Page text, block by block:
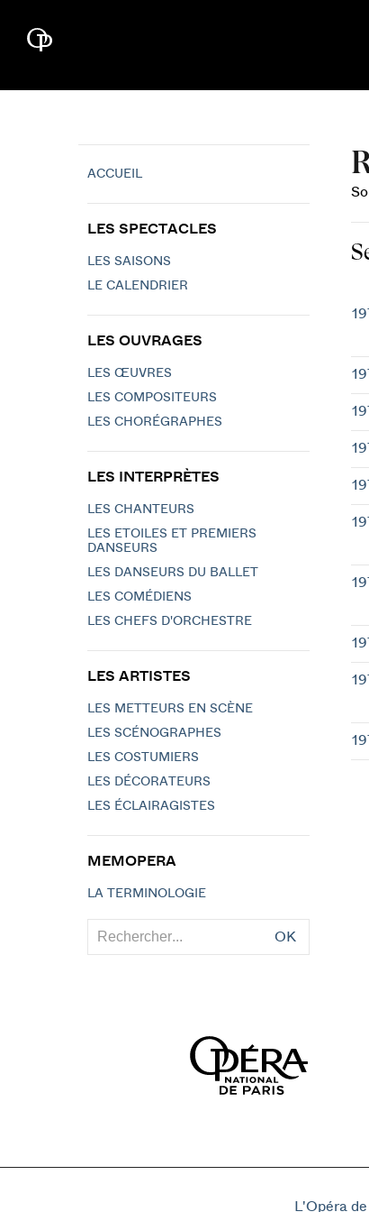
ACCUEIL
LES SPECTACLES
LES SAISONS
LE CALENDRIER
LES OUVRAGES
LES ŒUVRES
LES COMPOSITEURS
LES CHORÉGRAPHES
LES INTERPRÈTES
LES CHANTEURS
LES ETOILES ET PREMIERS
DANSEURS
LES DANSEURS DU BALLET
LES COMÉDIENS
LES CHEFS D'ORCHESTRE
LES ARTISTES
LES METTEURS EN SCÈNE
LES SCÉNOGRAPHES
LES COSTUMIERS
LES DÉCORATEURS
LES ÉCLAIRAGISTES
MEMOPERA
LA TERMINOLOGIE
OK
L'Opéra